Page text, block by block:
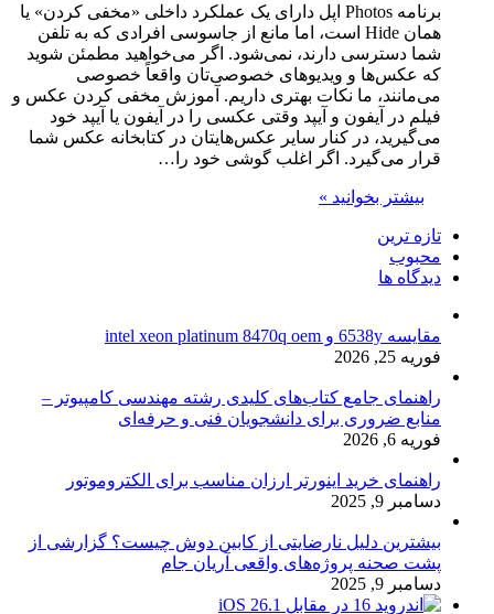
برنامه Photos اپل دارای یک عملکرد داخلی «مخفی کردن» یا
همان Hide است، اما مانع از جاسوسی افرادی که به تلفن
شما دسترسی دارند، نمی‌شود. اگر می‌خواهید مطمئن شوید
که عکس‌ها و ویدیوهای خصوصی‌تان واقعاً خصوصی
می‌مانند، ما نکات بهتری داریم. آموزش مخفی کردن عکس و
فیلم در آیفون و آیپد وقتی عکسی را در آیفون یا آیپد خود
می‌گیرید، در کنار سایر عکس‌هایتان در کتابخانه عکس شما
قرار می‌گیرد. اگر اغلب گوشی خود را…
بیشتر بخوانید »
تازه ترین
محبوب
دیدگاه ها
مقایسه 6538y و intel xeon platinum 8470q oem
فوریه 25, 2026
راهنمای جامع کتاب‌های کلیدی رشته مهندسی کامپیوتر –
منابع ضروری برای دانشجویان فنی و حرفه‌ای
فوریه 6, 2026
راهنمای خرید اینورتر ارزان مناسب برای الکتروموتور
دسامبر 9, 2025
بیشترین دلیل نارضایتی از کابین دوش چیست؟ گزارشی از
پشت صحنه پروژه‌های واقعی آریان جام
دسامبر 9, 2025